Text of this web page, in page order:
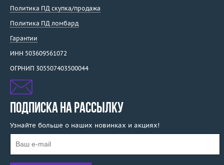
Vaschieri
Venini
Venyx
Verdi
Versace
Viktor Mayer
WCJ
Wellendorff
Wempe
Wenger
Wiemann Willy
Политика ПД скупка/продажа
Политика ПД ломбард
Гарантии
ИНН 503609561072
ОГРНИП 305507403500044
ПОДПИСКА НА РАССЫЛКУ
Узнайте больше о наших новинках и акциях!